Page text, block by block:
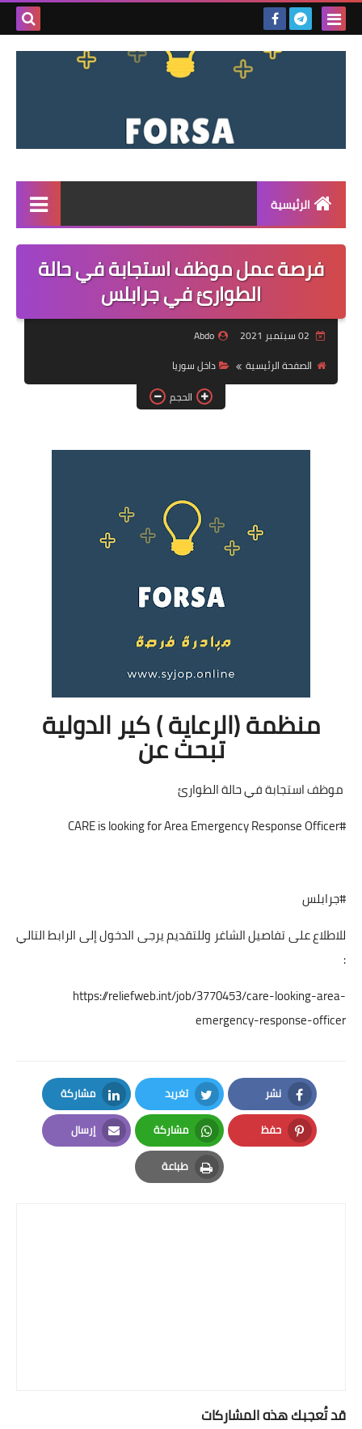
بحث
الرئيسية
القائمة
مناقصات
فرص عمل داخل سوريا
فرص عمل في العراق
فرص عمل في اليمن
فرص عمل في السودان
فرصة عمل موظف استجابة في حالة
الطوارئ في جرابلس
Abdo
الصفحة الرئيسية
داخل سوريا
الحجم
منظمة (الرعاية ) كير الدولية
تبحث عن
موظف استجابة في حالة الطوارئ
#CARE is looking for Area Emergency Response Officer
#جرابلس
للاطلاع على تفاصيل الشاغر وللتقديم يرجى الدخول إلى الرابط التالي
:
https://reliefweb.int/job/3770453/care-looking-area-
emergency-response-officer
نشر
Facebook
تغريد
Twitter
مشاركة
LinkedIn
حفظ
Pinterest
مشاركة
Whatsapp
إرسال
Email
طباعة
Print
قد تُعجبك هذه المشاركات